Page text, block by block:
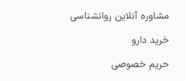
مشاوره آنلاین روانشناسی
خرید دارو
حریم خصوصی